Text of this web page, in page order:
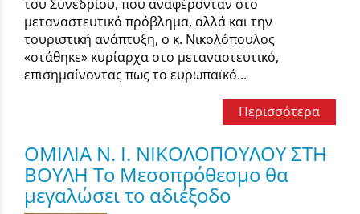
του Συνεδρίου, που αναφέρονταν στο
μεταναστευτικό πρόβλημα, αλλά και την
τουριστική ανάπτυξη, ο κ. Νικολόπουλος
«στάθηκε» κυρίαρχα στο μεταναστευτικό,
επισημαίνοντας πως το ευρωπαϊκό...
Περισσότερα
ΟΜΙΛΙΑ Ν. Ι. ΝΙΚΟΛΟΠΟΥΛΟΥ ΣΤΗ
ΒΟΥΛΗ Το Μεσοπρόθεσμο θα
μεγαλώσει το αδιέξοδο